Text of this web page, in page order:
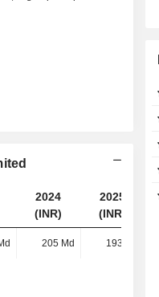
2024
(INR)
2025
(INR)
205 Md 193 Md